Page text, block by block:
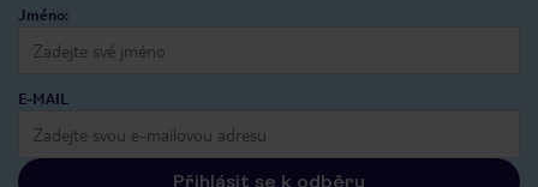
Jméno:
E-MAIL
Přihlásit se k odběru